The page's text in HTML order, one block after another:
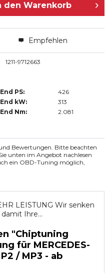
den Warenkorb
Empfehlen
1211-9712663
End PS:
426
End kW:
313
End Nm:
2.081
Bewertungen. Bitte beachten
unten im Angebot nachlesen
ein OBD-Tuning möglich,
LEISTUNG Wir senken
Ihre...
"Chiptuning
für MERCEDES-
/ MP3 - ab